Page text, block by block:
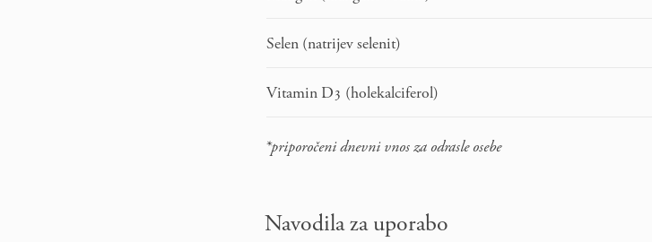
Selen (natrijev selenit)
Vitamin D3 (holekalciferol)
*priporočeni dnevni vnos za odrasle osebe
Navodila za uporabo